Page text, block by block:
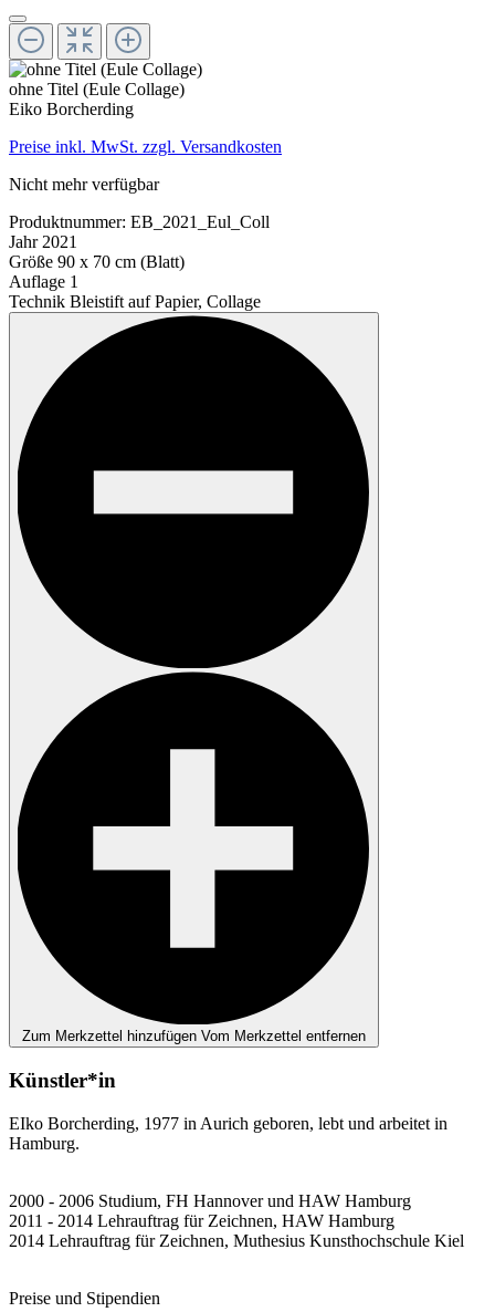
ohne Titel (Eule Collage)
Eiko Borcherding
Preise inkl. MwSt. zzgl. Versandkosten
Nicht mehr verfügbar
Produktnummer: EB_2021_Eul_Coll
Jahr 2021
Größe 90 x 70 cm (Blatt)
Auflage 1
Technik Bleistift auf Papier, Collage
Zum Merkzettel hinzufügen Vom Merkzettel entfernen
Künstler*in
EIko Borcherding, 1977 in Aurich geboren, lebt und arbeitet in
Hamburg.
2000 - 2006 Studium, FH Hannover und HAW Hamburg
2011 - 2014 Lehrauftrag für Zeichnen, HAW Hamburg
2014 Lehrauftrag für Zeichnen, Muthesius Kunsthochschule Kiel
Preise und Stipendien